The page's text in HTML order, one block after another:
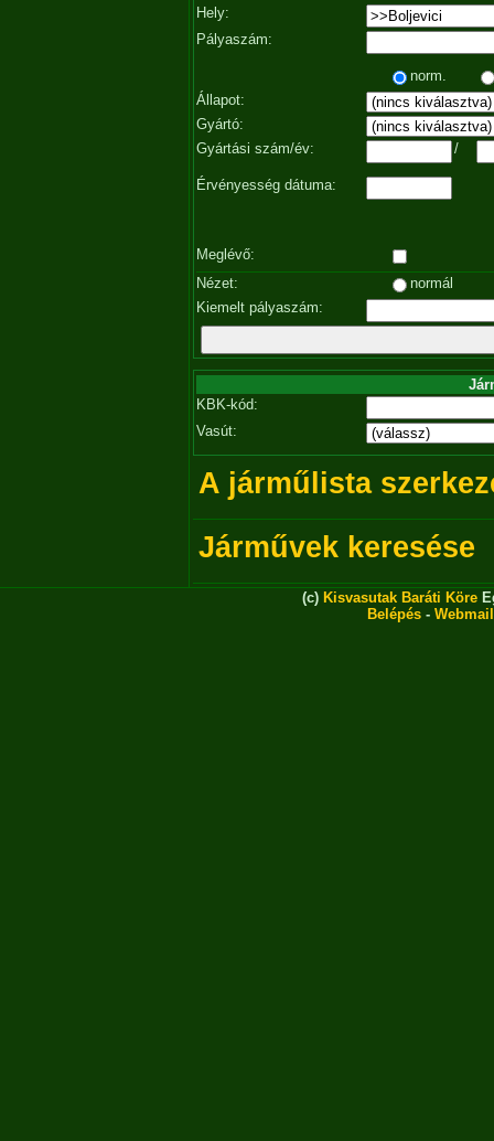
Hely:
Pályaszám:
norm.
Állapot:
Gyártó:
Gyártási szám/év:
/
Érvényesség dátuma:
Meglévő:
Nézet:
normál
Kiemelt pályaszám:
KBK-kód:
Vasút:
A járműlista
Járművek keresése
(c) Kisvasutak Baráti Köre
Belépés - Webmail